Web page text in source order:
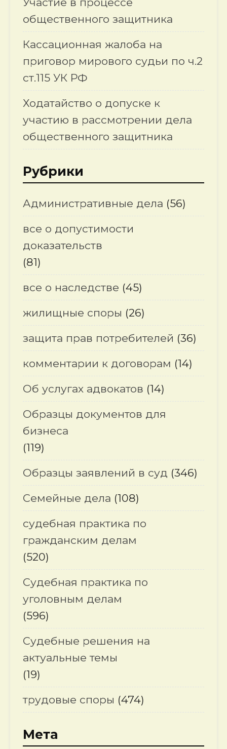
общественного защитника
Кассационная жалоба на
приговор мирового судьи по ч.2
ст.115 УК РФ
Ходатайство о допуске к
участию в рассмотрении дела
общественного защитника
Рубрики
Административные дела (56)
все о допустимости
доказательств
(81)
все о наследстве (45)
жилищные споры (26)
защита прав потребителей (36)
комментарии к договорам (14)
Об услугах адвокатов (14)
Образцы документов для
бизнеса
(119)
Образцы заявлений в суд (346)
Семейные дела (108)
судебная практика по
гражданским делам
(520)
Судебная практика по
уголовным делам
(596)
Судебные решения на
актуальные темы
(19)
трудовые споры (474)
Мета